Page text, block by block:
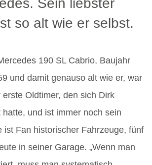
Sein liebster
so alt wie er selbst.
190 SL Cabrio, Baujahr
und damit genauso alt wie er, war
erste Oldtimer, den sich Dirk
hatte, und ist immer noch sein
ist Fan historischer Fahrzeuge, fünf
in seiner Garage. „Wenn man